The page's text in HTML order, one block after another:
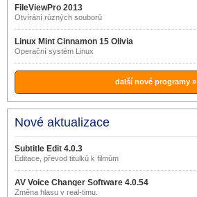
FileViewPro 2013
Otvírání různých souborů
Linux Mint Cinnamon 15 Olivia
Operační systém Linux
další nové programy »
Nové aktualizace
Subtitle Edit 4.0.3
Editace, převod titulků k filmům
AV Voice Changer Software 4.0.54
Změna hlasu v real-timu.